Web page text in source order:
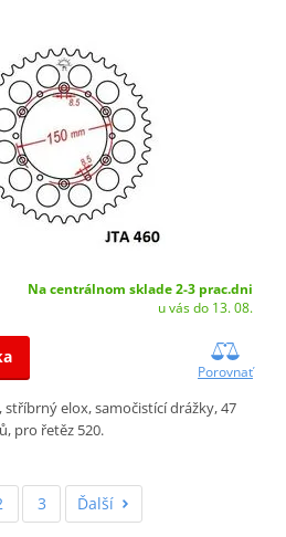
Na centrálnom sklade 2-3 prac.dni
u vás do 13. 08.
Porovnať
stříbrný elox, samočistící drážky, 47
pro řetěz 520.
3 Ďalší